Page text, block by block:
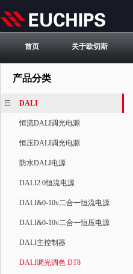
首页 关于欧切斯
产品分类
DALI
恒流DALI调光电源
恒压DALI调光电源
防水DALI电源
DALI2.0恒流电源
DALI&0-10v二合一恒流电源
DALI&0-10v二合一恒压电源
DALI主控制器
DALI调光调色 DT8